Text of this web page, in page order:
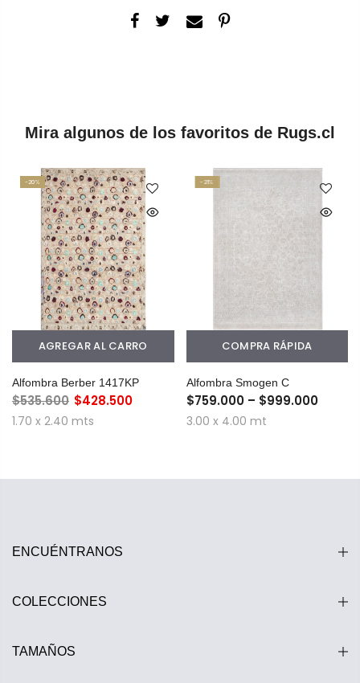
Mira algunos de los favoritos de Rugs.cl
-20%
AGREGAR AL CARRO
Alfombra Berber 1417KP
$535.600 $428.500
1.70 x 2.40 mts
-21%
COMPRA RÁPIDA
Alfombra Smogen C
$759.000 – $999.000
3.00 x 4.00 mt
ENCUÉNTRANOS
COLECCIONES
TAMAÑOS